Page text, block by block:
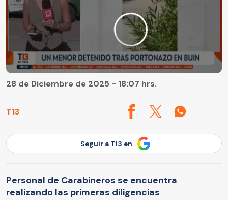
T13
28 de Diciembre de 2025 - 18:07 hrs.
Seguir a T13 en
Personal de Carabineros se encuentra
realizando las primeras diligencias